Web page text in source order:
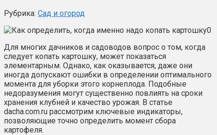
Рубрика: Сад и огород
Для многих дачников и садоводов вопрос о том, когда
следует копать картошку, может показаться
элементарным. Однако, как оказывается, даже они
иногда допускают ошибки в определении оптимального
момента для уборки этого корнеплода. Подобные
недоразумения могут существенно повлиять на сроки
хранения клубней и качество урожая. В статье
dacha.com.ru рассмотрим ключевые индикаторы,
позволяющие точно определить момент сбора
картофеля.